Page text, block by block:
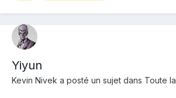
Yiyun
Kevin Nivek a posté un sujet dans Toute